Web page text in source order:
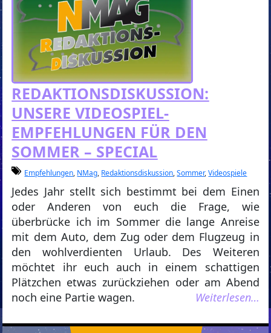
REDAKTIONSDISKUSSION:
UNSERE VIDEOSPIEL-
EMPFEHLUNGEN FÜR DEN
SOMMER – SPECIAL
Empfehlungen, NMag, Redaktionsdiskussion,Sommer,Videospiele
Jedes Jahr stellt sich bestimmt bei dem Einen
oder Anderen von euch die Frage, wie
überbrücke ich im Sommer die lange Anreise
mit dem Auto, dem Zug oder dem Flugzeug in
den wohlverdienten Urlaub. Des Weiteren
möchtet ihr euch auch in einem schattigen
Plätzchen etwas zurückziehen oder am Abend
noch eine Partie wagen.
Weiterlesen…